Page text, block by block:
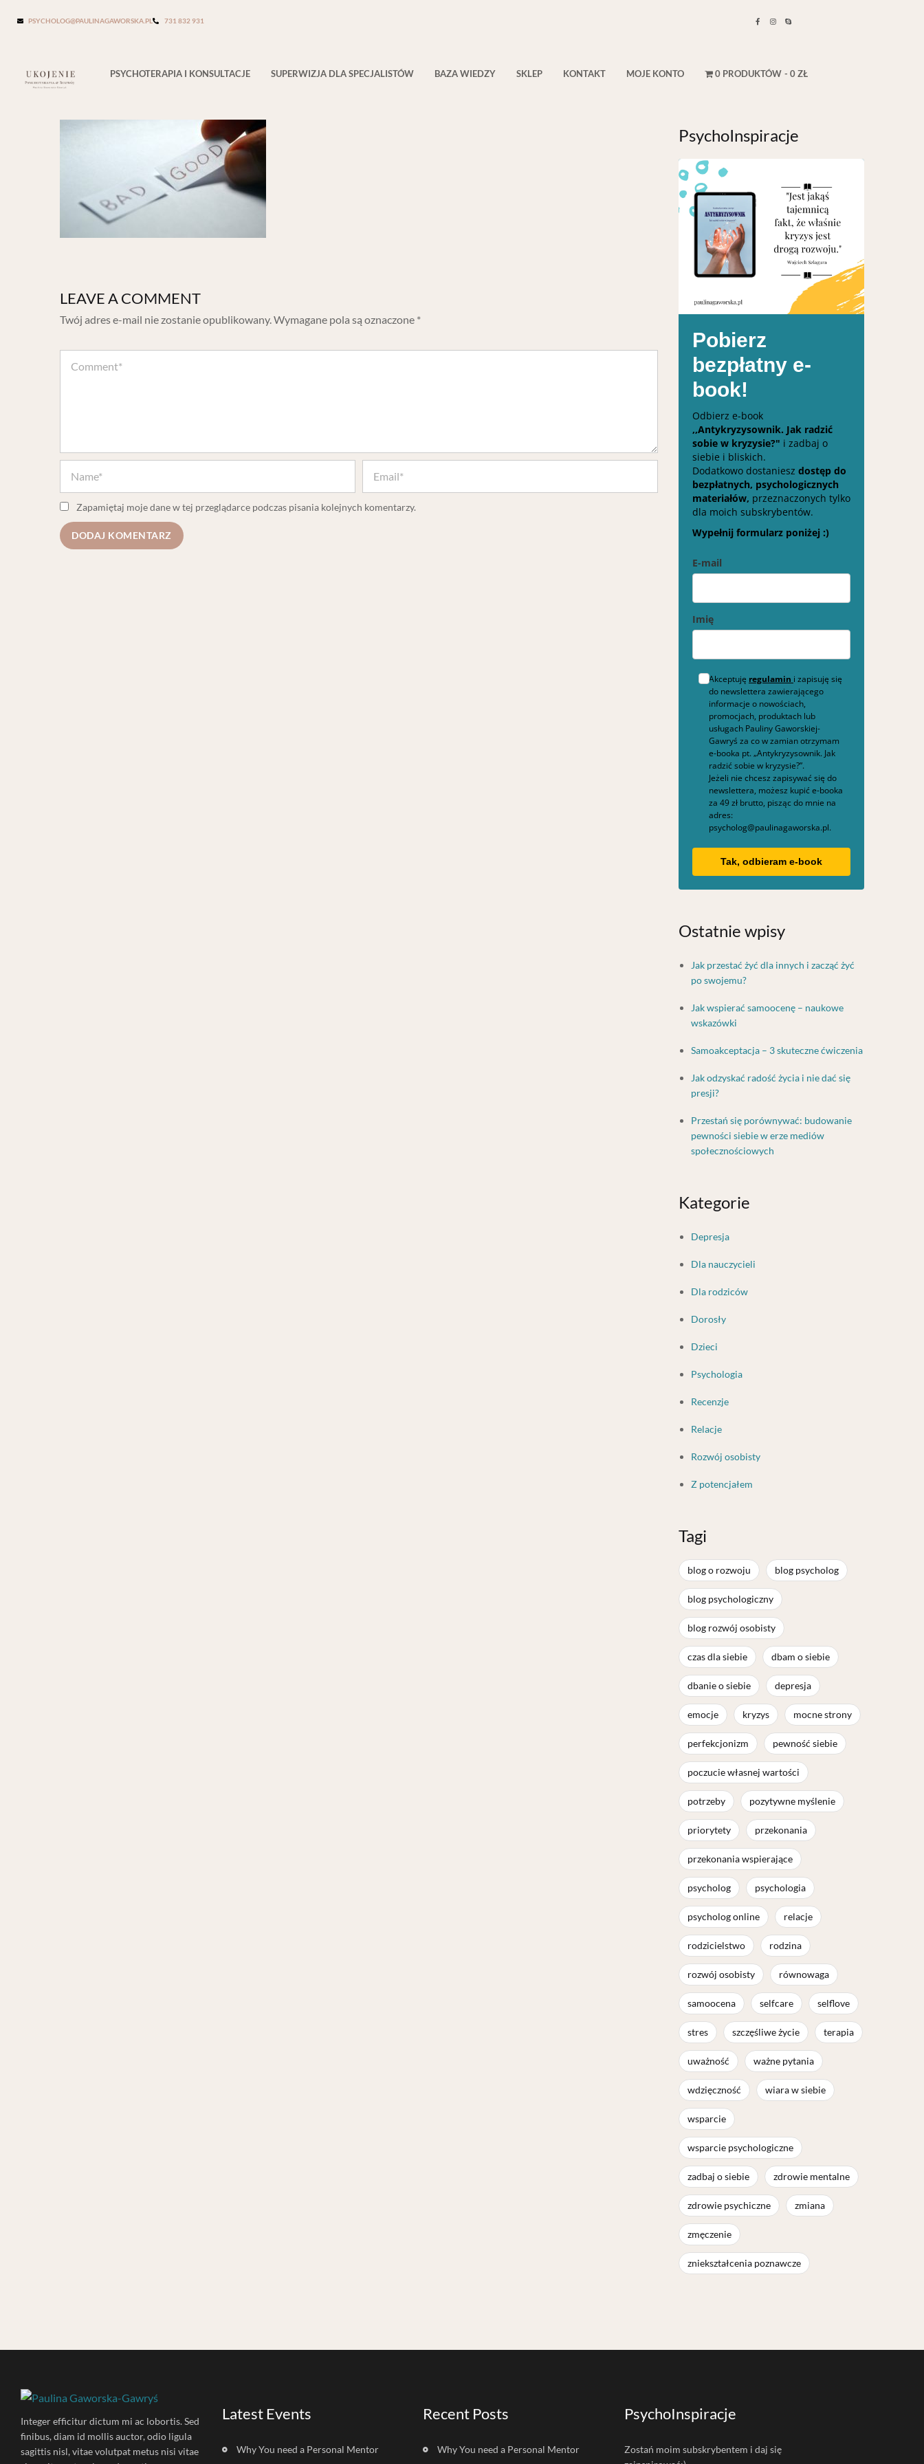
PSYCHOLOG@PAULINAGAWORSKA.PL 731 832 931
PSYCHOTERAPIA I KONSULTACJE SUPERWIZJA DLA SPECJALISTÓW BAZA WIEDZY SKLEP KONTAKT MOJE KONTO 0 PRODUKTÓW 0 ZŁ
good-1122969_1920
LEAVE A COMMENT
Twój adres e-mail nie zostanie opublikowany.Wymagane pola są oznaczone *
Zapamiętaj moje dane w tej przeglądarce podczas pisania kolejnych komentarzy.
PsychoInspiracje
Pobierz
bezpłatny e-
book!
Odbierz e-book
,,Antykryzysownik. Jak radzić
sobie w kryzysie?" i zadbaj o
siebie i bliskich.
Dodatkowo dostaniesz dostęp do
bezpłatnych, psychologicznych
materiałów, przeznaczonych tylko
dla moich subskrybentów.
Wypełnij formularz poniżej :)
E-mail
Imię
Akceptuję regulamin i zapisuję się
do newslettera zawierającego
informacje o nowościach,
promocjach, produktach lub
usługach Pauliny Gaworskiej-
Gawryś za co w zamian otrzymam
e-booka pt. „Antykryzysownik. Jak
radzić sobie w kryzysie?”.
Jeżeli nie chcesz zapisywać się do
newslettera, możesz kupić e-booka
za 49 zł brutto, pisząc do mnie na
adres:
psycholog@paulinagaworska.pl.
Tak, odbieram e-book
Ostatnie wpisy
Jak przestać żyć dla innych i zacząć żyć
po swojemu?
Jak wspierać samoocenę – naukowe
wskazówki
Samoakceptacja – 3 skuteczne ćwiczenia
Jak odzyskać radość życia i nie dać się
presji?
Przestań się porównywać: budowanie
pewności siebie w erze mediów
społecznościowych
Kategorie
Depresja
Dla nauczycieli
Dla rodziców
Dorosły
Dzieci
Psychologia
Recenzje
Relacje
Rozwój osobisty
Z potencjałem
Tagi
blog o rozwoju blog psycholog
blog psychologiczny
blog rozwój osobisty
czas dla siebie dbam o siebie
dbanie o siebie depresja
emocje kryzys mocne strony
perfekcjonizm pewność siebie
poczucie własnej wartości
potrzeby pozytywne myślenie
priorytety przekonania
przekonania wspierające
psycholog psychologia
psycholog online relacje
rodzicielstwo rodzina
rozwój osobisty równowaga
samoocena selfcare selflove
stres szczęśliwe życie terapia
uważność ważne pytania
wdzięczność wiara w siebie
wsparcie
wsparcie psychologiczne
zadbaj o siebie zdrowie mentalne
zdrowie psychiczne zmiana
zmęczenie
zniekształcenia poznawcze
Integer efficitur dictum mi ac lobortis. Sed
finibus, diam id mollis auctor, odio ligula
sagittis nisl, vitae volutpat metus nisi vitae
Latest Events
Why You need a Personal Mentor
Recent Posts
Why You need a Personal Mentor
PsychoInspiracje
Zostań moim subskrybentem i daj się